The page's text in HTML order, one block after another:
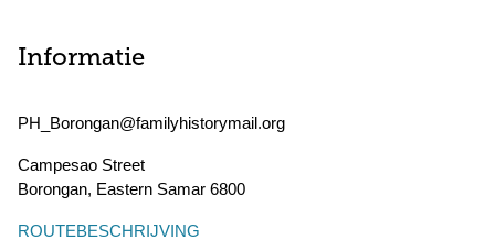
Informatie
PH_Borongan@familyhistorymail.org
Campesao Street
Borongan, Eastern Samar 6800
ROUTEBESCHRIJVING